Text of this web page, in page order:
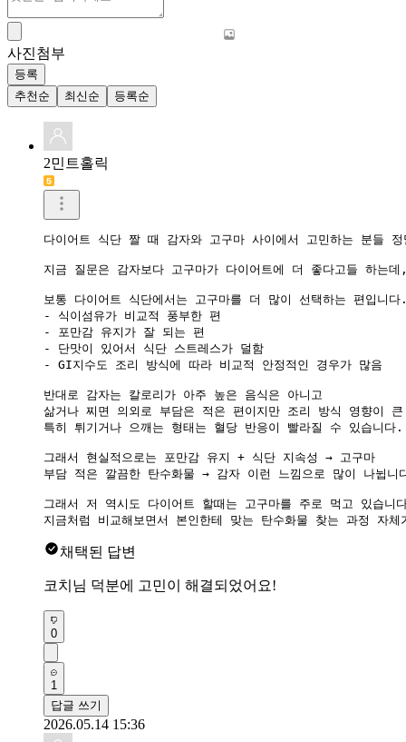
사진첨부
등록
추천순
최신순 등록순
2민트홀릭
다이어트 식단 짤 때 감자와 고구마 사이에서 고민하는 분들
지금 질문은 감자보다 고구마가 다이어트에 더 좋다고들 하
보통 다이어트 식단에서는 고구마를 더 많이 선택하는 편입니
- 식이섬유가 비교적 풍부한 편
- 포만감 유지가 잘 되는 편
- 단맛이 있어서 식단 스트레스가 덜함
- GI지수도 조리 방식에 따라 비교적 안정적인 경우가 많음
반대로 감자는 칼로리가 아주 높은 음식은 아니고
삶거나 찌면 의외로 부담은 적은 편이지만 조리 방식 영향이 큰
특히 튀기거나 으깨는 형태는 혈당 반응이 빨라질 수 있습니다.
그래서 현실적으로는 포만감 유지 + 식단 지속성 → 고구마
부담 적은 깔끔한 탄수화물 → 감자 이런 느낌으로 많이 나뉩니
그래서 저 역시도 다이어트 할때는 고구마를 주로 먹고 있습니
지금처럼 비교해보면서 본인한테 맞는 탄수화물 찾는 과정 자
채택된 답변
코치님 덕분에 고민이 해결되었어요!
0
1
답글 쓰기
2026.05.14 15:36